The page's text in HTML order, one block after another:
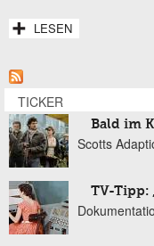
LESEN
TICKER
Bald im
Scotts
TV-Tipp: